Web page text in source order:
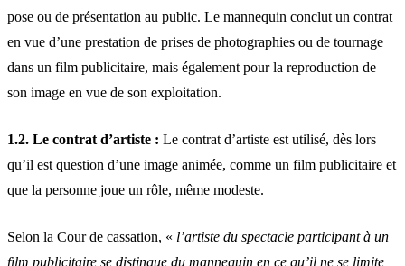
pose ou de présentation au public. Le mannequin conclut un contrat
en vue d’une prestation de prises de photographies ou de tournage
dans un film publicitaire, mais également pour la reproduction de
son image en vue de son exploitation.
1.2. Le contrat d’artiste : Le contrat d’artiste est utilisé, dès lors
qu’il est question d’une image animée, comme un film publicitaire et
que la personne joue un rôle, même modeste.
Selon la Cour de cassation, « l’artiste du spectacle participant à un
film publicitaire se distingue du mannequin en ce qu’il ne se limite